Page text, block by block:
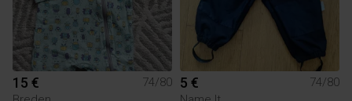
15 €
74/80
5 €
74/80